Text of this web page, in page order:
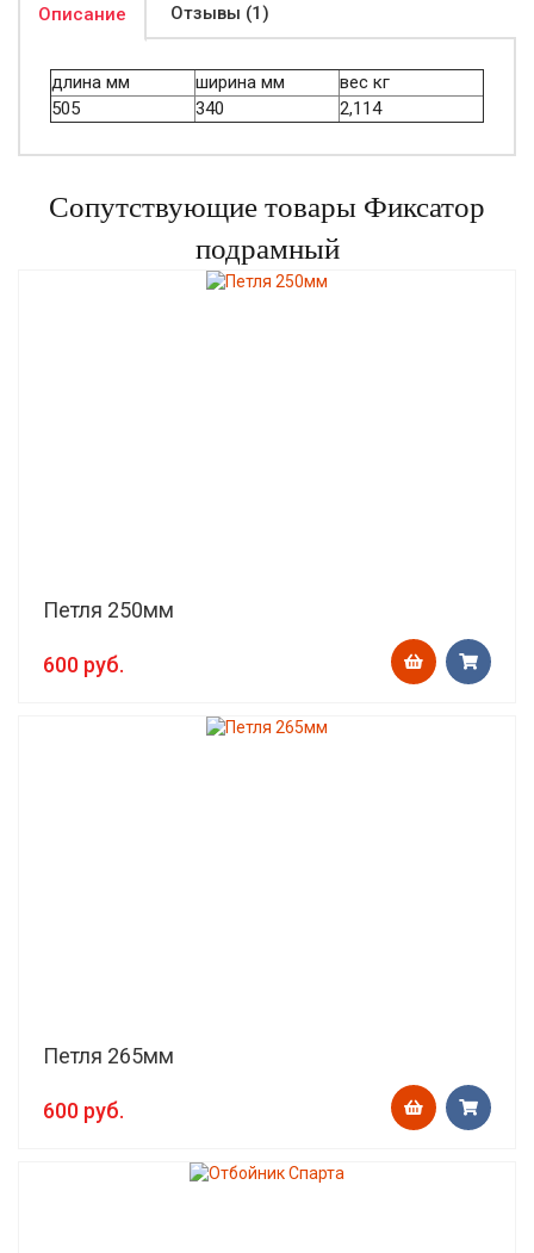
Описание Отзывы (1)
длина мм ширина мм
вес кг
505
340 2,114
Сопутствующие товары Фиксатор
подрамный
Петля 250мм
600 руб.
Петля 265мм
600 руб.